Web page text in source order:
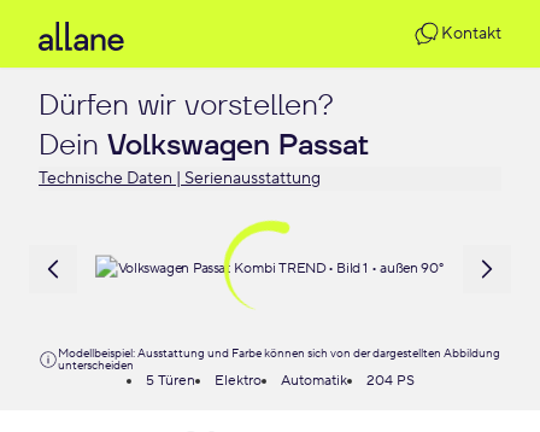
Kontakt
Dürfen wir vorstellen?
Dein Volkswagen Passat
Technische Daten | Serienausstattung
Modellbeispiel: Ausstattung und Farbe können sich von der dargestellten Abbildung
unterscheiden
5 Türen Elektro Automatik 204 PS